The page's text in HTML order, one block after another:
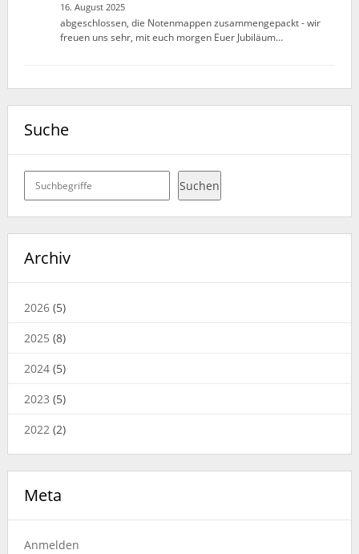
16. August 2025
abgeschlossen, die Notenmappen zusammengepackt - wir
freuen uns sehr, mit euch morgen Euer Jubiläum…
Suche
Suchen Suchen
Archiv
2026(5)
2025 (8)
2024(5)
2023 (5)
2022(2)
Meta
Anmelden